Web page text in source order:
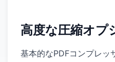
高度な圧縮オプ
基本的なPDFコンプレッ